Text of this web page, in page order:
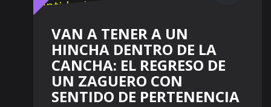
VAN A TENER A UN
HINCHA DENTRO DE LA
CANCHA: EL REGRESO DE
UN ZAGUERO CON
SENTIDO DE PERTENENCIA